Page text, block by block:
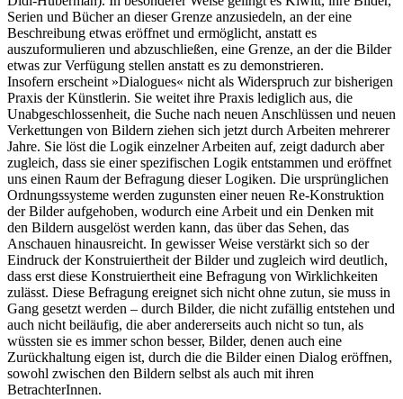
Serien und Bücher an dieser Grenze anzusiedeln, an der eine
Beschreibung etwas eröffnet und ermöglicht, anstatt es
auszuformulieren und abzuschließen, eine Grenze, an der die Bilder
etwas zur Verfügung stellen anstatt es zu demonstrieren.
Insofern erscheint »Dialogues« nicht als Widerspruch zur bisherigen
Praxis der Künstlerin. Sie weitet ihre Praxis lediglich aus, die
Unabgeschlossenheit, die Suche nach neuen Anschlüssen und neuen
Verkettungen von Bildern ziehen sich jetzt durch Arbeiten mehrerer
Jahre. Sie löst die Logik einzelner Arbeiten auf, zeigt dadurch aber
zugleich, dass sie einer spezifischen Logik entstammen und eröffnet
uns einen Raum der Befragung dieser Logiken. Die ursprünglichen
Ordnungssysteme werden zugunsten einer neuen Re-Konstruktion
der Bilder aufgehoben, wodurch eine Arbeit und ein Denken mit
den Bildern ausgelöst werden kann, das über das Sehen, das
Anschauen hinausreicht. In gewisser Weise verstärkt sich so der
Eindruck der Konstruiertheit der Bilder und zugleich wird deutlich,
dass erst diese Konstruiertheit eine Befragung von Wirklichkeiten
zulässt. Diese Befragung ereignet sich nicht ohne zutun, sie muss in
Gang gesetzt werden – durch Bilder, die nicht zufällig entstehen und
auch nicht beiläufig, die aber andererseits auch nicht so tun, als
wüssten sie es immer schon besser, Bilder, denen auch eine
Zurückhaltung eigen ist, durch die die Bilder einen Dialog eröffnen,
sowohl zwischen den Bildern selbst als auch mit ihren
BetrachterInnen.